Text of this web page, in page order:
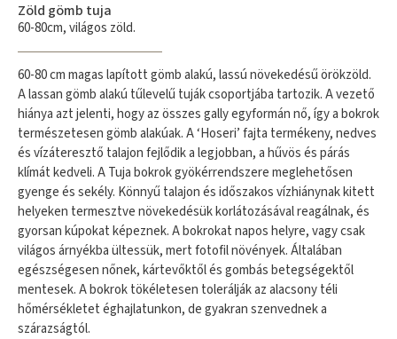
Zöld gömb tuja
60-80cm, világos zöld.
60-80 cm magas lapított gömb alakú, lassú növekedésű örökzöld.
A lassan gömb alakú tűlevelű tuják csoportjába tartozik. A vezető
hiánya azt jelenti, hogy az összes gally egyformán nő, így a bokrok
természetesen gömb alakúak. A ‘Hoseri’ fajta termékeny, nedves
és vízáteresztő talajon fejlődik a legjobban, a hűvös és párás
klímát kedveli. A Tuja bokrok gyökérrendszere meglehetősen
gyenge és sekély. Könnyű talajon és időszakos vízhiánynak kitett
helyeken termesztve növekedésük korlátozásával reagálnak, és
gyorsan kúpokat képeznek. A bokrokat napos helyre, vagy csak
világos árnyékba ültessük, mert fotofil növények. Általában
egészségesen nőnek, kártevőktől és gombás betegségektől
mentesek. A bokrok tökéletesen tolerálják az alacsony téli
hőmérsékletet éghajlatunkon, de gyakran szenvednek a
szárazságtól.